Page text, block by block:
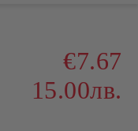
€7.67
15.00лв.